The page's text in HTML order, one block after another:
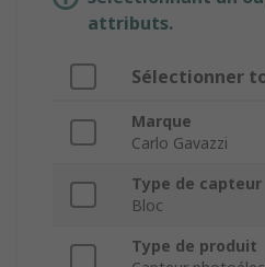
attributs.
Sélectionner
Marque
Carlo Gavazzi
Type de capteur
Bloc
Type de produit